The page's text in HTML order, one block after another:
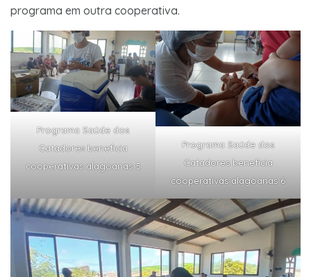
programa em outra cooperativa.
Programa Saúde dos
Catadores beneficia
cooperativas alagoanas 5
Programa Saúde dos
Catadores beneficia
cooperativas alagoanas 6